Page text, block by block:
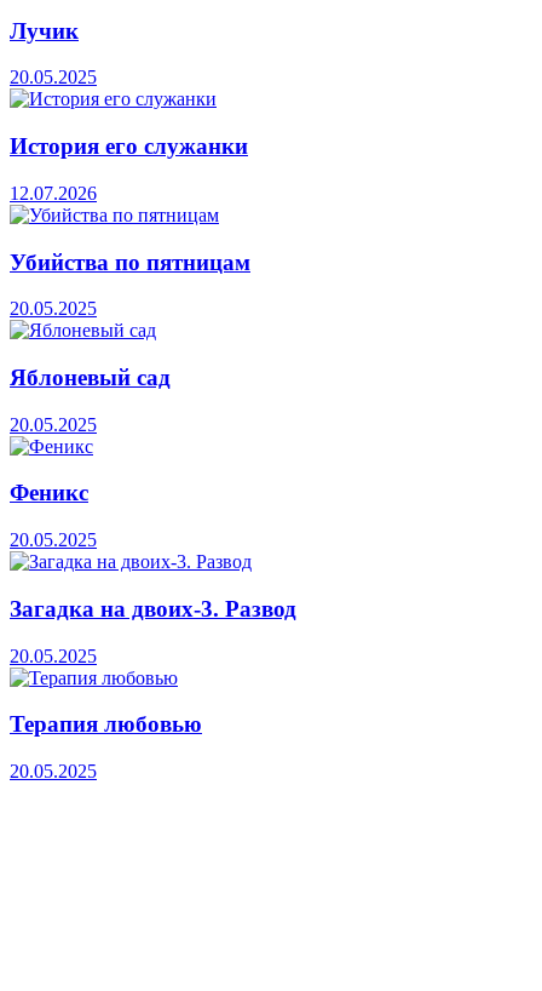
Лучик
20.05.2025
История его служанки
12.07.2026
Убийства по пятницам
20.05.2025
Яблоневый сад
20.05.2025
Феникс
20.05.2025
Загадка на двоих-3. Развод
20.05.2025
Терапия любовью
20.05.2025